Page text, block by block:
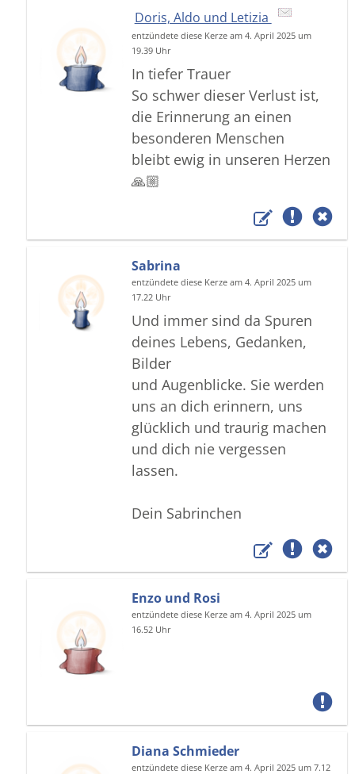
Doris, Aldo und Letizia
entzündete diese Kerze am 4. April 2025 um
19.39 Uhr
In tiefer Trauer
So schwer dieser Verlust ist,
die Erinnerung an einen
besonderen Menschen
bleibt ewig in unseren Herzen
🙏🏼
Sabrina
entzündete diese Kerze am 4. April 2025 um
17.22 Uhr
Und immer sind da Spuren
deines Lebens, Gedanken,
Bilder
und Augenblicke. Sie werden
uns an dich erinnern, uns
glücklich und traurig machen
und dich nie vergessen
lassen.
Dein Sabrinchen
Enzo und Rosi
entzündete diese Kerze am 4. April 2025 um
16.52 Uhr
Diana Schmieder
entzündete diese Kerze am 4. April 2025 um 7.12